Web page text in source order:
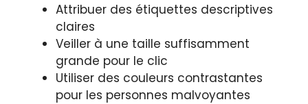
Attribuer des étiquettes descriptives
claires
Veiller à une taille suffisamment
grande pour le clic
Utiliser des couleurs contrastantes
pour les personnes malvoyantes